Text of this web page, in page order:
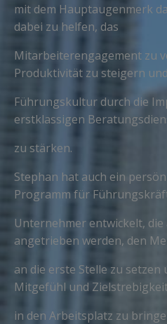
mit dem Hauptaugenmerk
dabei zu helfen, das
Mitarbeiterengagement zu
Produktivität zu steigern
Führungskultur durch die
erstklassigen
zu stärken.
Stephan hat auch ein
Programm für
Unternehmer entwickelt, die
angetrieben werden, den
an die erste Stelle zu setzen
Mitgefühl und
in den Arbeitsplatz zu